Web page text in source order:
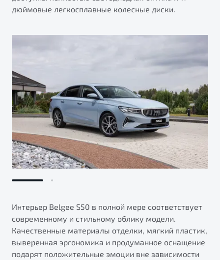
дюймовые легкосплавные колесные диски.
Интерьер Belgee S50 в полной мере соответствует
современному и стильному облику модели.
Качественные материалы отделки, мягкий пластик,
выверенная эргономика и продуманное оснащение
подарят положительные эмоции вне зависимости